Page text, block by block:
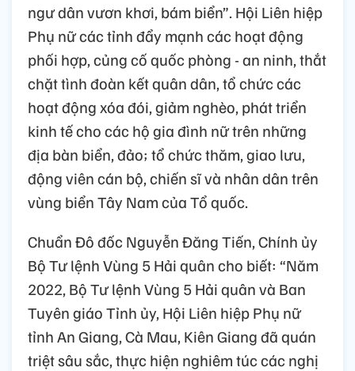
ngư dân vươn khơi, bám biển”. Hội Liên hiệp
Phụ nữ các tỉnh đẩy mạnh các hoạt động
phối hợp, củng cố quốc phòng - an ninh, thắt
chặt tình đoàn kết quân dân, tổ chức các
hoạt động xóa đói, giảm nghèo, phát triển
kinh tế cho các hộ gia đình nữ trên những
địa bàn biển, đảo; tổ chức thăm, giao lưu,
động viên cán bộ, chiến sĩ và nhân dân trên
vùng biển Tây Nam của Tổ quốc.
Chuẩn Đô đốc Nguyễn Đăng Tiến, Chính ủy
Bộ Tư lệnh Vùng 5 Hải quân cho biết: “Năm
2022, Bộ Tư lệnh Vùng 5 Hải quân và Ban
Tuyên giáo Tỉnh ủy, Hội Liên hiệp Phụ nữ
tỉnh An Giang, Cà Mau, Kiên Giang đã quán
triệt sâu sắc, thực hiện nghiêm túc các nghị